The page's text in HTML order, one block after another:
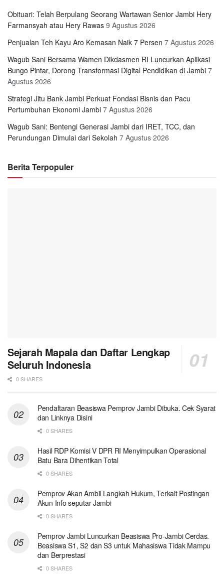
Obituari: Telah Berpulang Seorang Wartawan Senior Jambi Hery
Farmansyah atau Hery Rawas 9 Agustus 2026
Penjualan Teh Kayu Aro Kemasan Naik 7 Persen 7 Agustus 2026
Wagub Sani Bersama Wamen Dikdasmen RI Luncurkan Aplikasi
Bungo Pintar, Dorong Transformasi Digital Pendidikan di Jambi 7
Agustus 2026
Strategi Jitu Bank Jambi Perkuat Fondasi Bisnis dan Pacu
Pertumbuhan Ekonomi Jambi 7 Agustus 2026
Wagub Sani: Bentengi Generasi Jambi dari IRET, TCC, dan
Perundungan Dimulai dari Sekolah 7 Agustus 2026
Berita Terpopuler
Sejarah Mapala dan Daftar Lengkap
Seluruh Indonesia
0 SHARES
Pendaftaran Beasiswa Pemprov Jambi Dibuka. Cek Syarat
dan Linknya Disini
0 SHARES
Hasil RDP Komisi V DPR RI Menyimpulkan Operasional
Batu Bara Dihentikan Total
0 SHARES
Pemprov Akan Ambil Langkah Hukum, Terkait Postingan
Akun Info seputar Jambi
0 SHARES
Pemprov Jambi Luncurkan Beasiswa Pro-Jambi Cerdas.
Beasiswa S1, S2 dan S3 untuk Mahasiswa Tidak Mampu
dan Berprestasi
0 SHARES